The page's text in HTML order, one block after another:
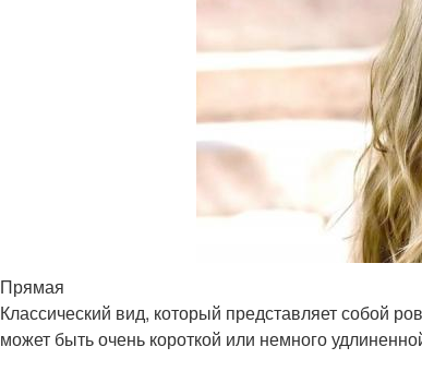
Прямая
Классический вид, который представляет собой
может быть очень короткой или немного